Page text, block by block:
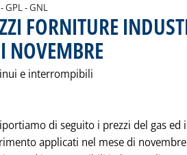
GPL - GNL
FORNITURE
NOVEMBRE
e interrompibili
di seguito i prezzi del gas ed i
applicati nel mese di